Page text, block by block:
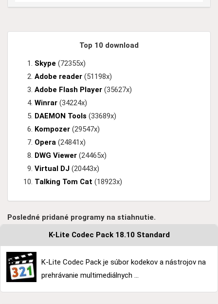
Top 10 download
Skype (72355x)
Adobe reader (51198x)
Adobe Flash Player (35627x)
Winrar (34224x)
DAEMON Tools (33689x)
Kompozer (29547x)
Opera (24841x)
DWG Viewer (24465x)
Virtual DJ (20443x)
Talking Tom Cat (18923x)
Posledné pridané programy na stiahnutie.
K-Lite Codec Pack 18.10 Standard
K-Lite Codec Pack je súbor kodekov a nástrojov na
prehrávanie multimediálnych ...